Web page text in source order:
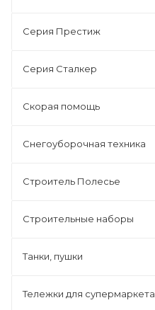
Серия Престиж
Серия Сталкер
Скорая помощь
Снегоуборочная техника
Строитель Полесье
Строительные наборы
Танки, пушки
Тележки для супермаркета